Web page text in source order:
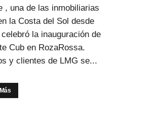
, una de las inmobiliarias
la Costa del Sol desde
celebró la inauguración de
Cub en RozaRossa.
y clientes de LMG se...